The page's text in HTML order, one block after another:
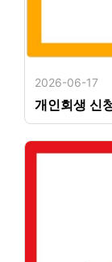
2026-06-17
개인회생 신